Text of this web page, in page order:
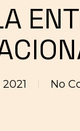
No